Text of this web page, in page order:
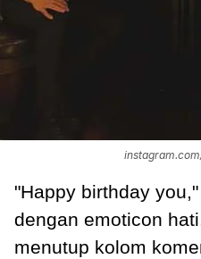
"Happy birthday
dengan emoticon
menutup kolom